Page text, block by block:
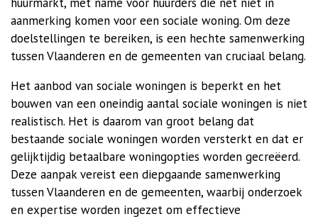
aanmerking komen voor een sociale woning. Om deze
doelstellingen te bereiken, is een hechte samenwerking
tussen Vlaanderen en de gemeenten van cruciaal belang.
Het aanbod van sociale woningen is beperkt en het
bouwen van een oneindig aantal sociale woningen is niet
realistisch. Het is daarom van groot belang dat
bestaande sociale woningen worden versterkt en dat er
gelijktijdig betaalbare woningopties worden gecreëerd.
Deze aanpak vereist een diepgaande samenwerking
tussen Vlaanderen en de gemeenten, waarbij onderzoek
en expertise worden ingezet om effectieve